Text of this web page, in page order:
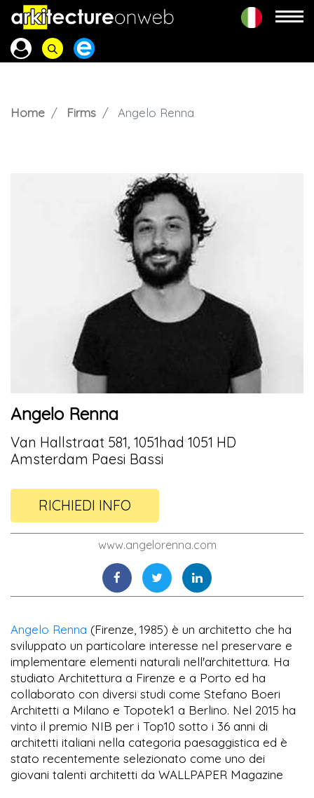
Home Firms Angelo Renna
Angelo Renna
Van Hallstraat 581, 1051had 1051 HD
Amsterdam Paesi Bassi
RICHIEDI INFO
www.angelorenna.com
Angelo Renna (Firenze, 1985) è un architetto che ha
sviluppato un particolare interesse nel preservare e
implementare elementi naturali nell'architettura. Ha
studiato Architettura a Firenze e a Porto ed ha
collaborato con diversi studi come Stefano Boeri
Architetti a Milano e Topotek1 a Berlino. Nel 2015 ha
vinto il premio NIB per i Top10 sotto i 36 anni di
architetti italiani nella categoria paesaggistica ed è
stato recentemente selezionato come uno dei
giovani talenti architetti da WALLPAPER Magazine